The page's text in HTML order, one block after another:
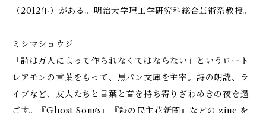
（2012年）がある。明治大学理工学研究科総合芸術系教授。
ミシマショウジ
「詩は万人によって作られなくてはならない」というロート
レアモンの言葉をもって、黒パン文庫を主宰。詩の朗読、ラ
イブなど、友人たちと言葉と音を持ち寄りざわめきの夜を過
ごす。『Ghost Songs』『詩の民主花新聞』などの zine を